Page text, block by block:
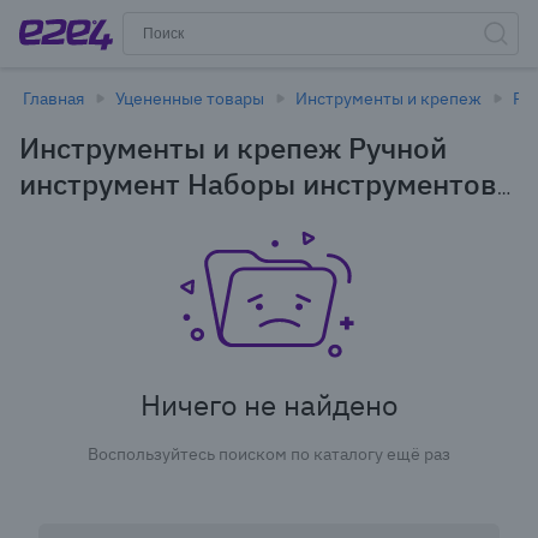
Главная Уцененные товары Инструменты и крепеж
Инструменты и крепеж Ручной
инструмент Наборы инструментов
Ничего не найдено
Воспользуйтесь поиском по каталогу ещё раз